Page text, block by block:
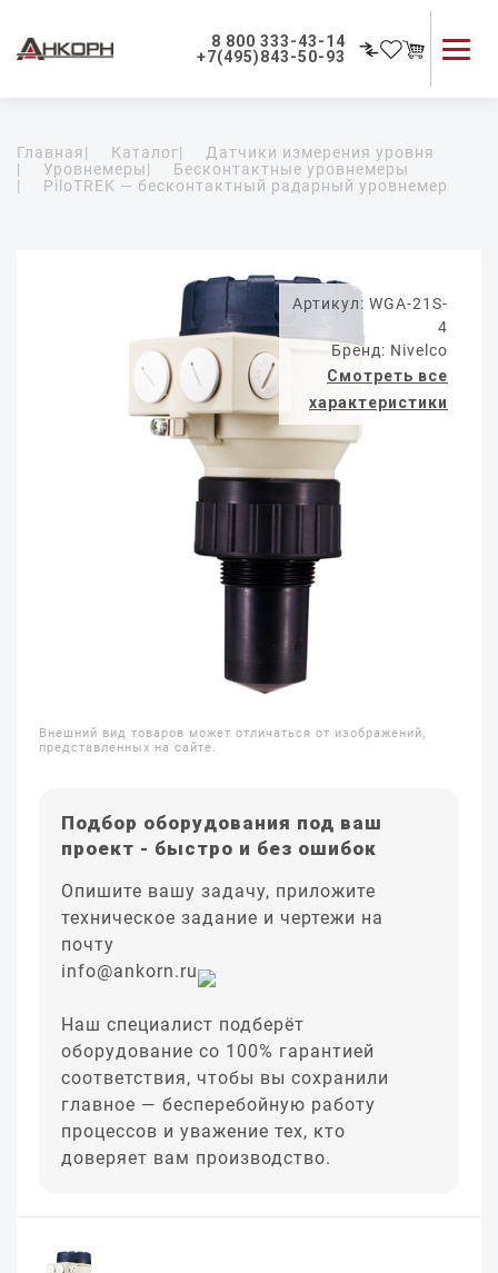
8 800 333-43-14
+7(495)843-50-93
Применение приборов
Как мы работаем
Главная| Каталог|
Датчики измерения уровня
|
Уровнемеры|
Бесконтактные уровнемеры
|
PiloTREK — бесконтактный радарный уровнемер
Артикул: WGA-21S-
4
Бренд: Nivelco
Смотреть все
характеристики
Внешний вид товаров может отличаться от изображений,
представленных на сайте.
Подбор оборудования под ваш
проект - быстро и без ошибок
Опишите вашу задачу, приложите
техническое задание и чертежи на
почту
info@ankorn.ru
Наш специалист подберёт
оборудование со 100% гарантией
соответствия, чтобы вы сохранили
главное — бесперебойную работу
процессов и уважение тех, кто
доверяет вам производство.